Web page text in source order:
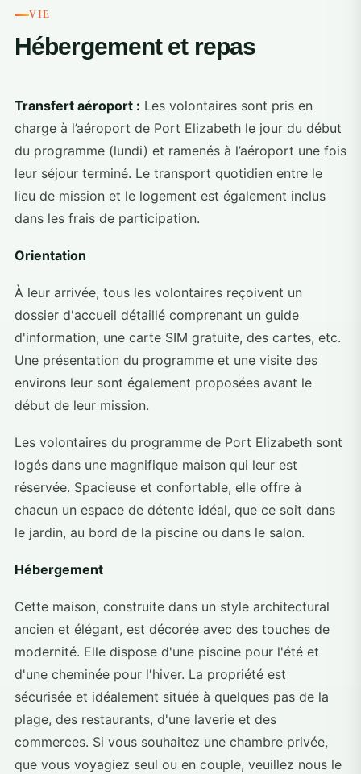
VIE
Hébergement et repas
Transfert aéroport : Les volontaires sont pris en
charge à l’aéroport de Port Elizabeth le jour du début
du programme (lundi) et ramenés à l’aéroport une fois
leur séjour terminé. Le transport quotidien entre le
lieu de mission et le logement est également inclus
dans les frais de participation.
Orientation
À leur arrivée, tous les volontaires reçoivent un
dossier d'accueil détaillé comprenant un guide
d'information, une carte SIM gratuite, des cartes, etc.
Une présentation du programme et une visite des
environs leur sont également proposées avant le
début de leur mission.
Les volontaires du programme de Port Elizabeth sont
logés dans une magnifique maison qui leur est
réservée. Spacieuse et confortable, elle offre à
chacun un espace de détente idéal, que ce soit dans
le jardin, au bord de la piscine ou dans le salon.
Hébergement
Cette maison, construite dans un style architectural
ancien et élégant, est décorée avec des touches de
modernité. Elle dispose d'une piscine pour l'été et
d'une cheminée pour l'hiver. La propriété est
sécurisée et idéalement située à quelques pas de la
plage, des restaurants, d'une laverie et des
commerces. Si vous souhaitez une chambre privée,
que vous voyagiez seul ou en couple, veuillez nous le